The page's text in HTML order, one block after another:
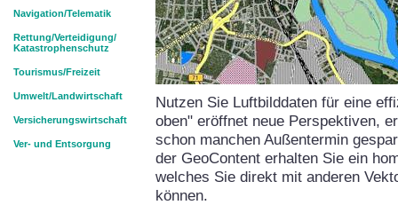
Navigation/Telematik
Rettung/Verteidigung/
Katastrophenschutz
Tourismus/Freizeit
Umwelt/Landwirtschaft
Versicherungswirtschaft
Ver- und Entsorgung
Nutzen Sie Luftbilddaten für eine
oben" eröffnet neue Perspektiven,
schon manchen Außentermin
der GeoContent erhalten Sie ein
welches Sie direkt mit anderen
können.